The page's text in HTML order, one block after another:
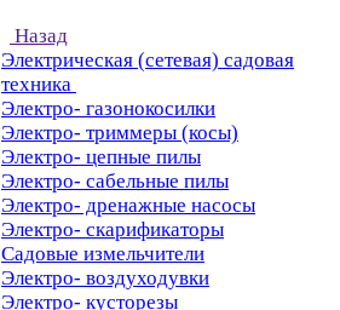
Назад
Электрическая (сетевая) садовая
техника
Электро- газонокосилки
Электро- триммеры (косы)
Электро- цепные пилы
Электро- сабельные пилы
Электро- дренажные насосы
Электро- скарификаторы
Садовые измельчители
Электро- воздуходувки
Электро- кусторезы